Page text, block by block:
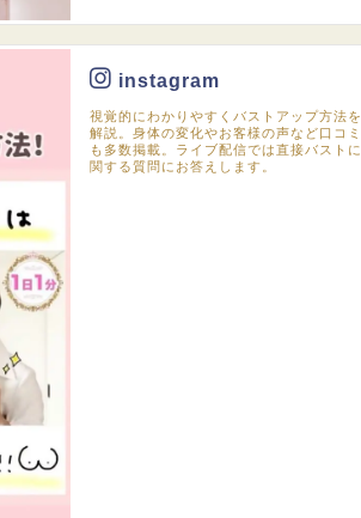
instagram
視覚的にわかりやすくバストアップ方法を
解説。身体の変化やお客様の声など口コミ
も多数掲載。ライブ配信では直接バストに
関する質問にお答えします。